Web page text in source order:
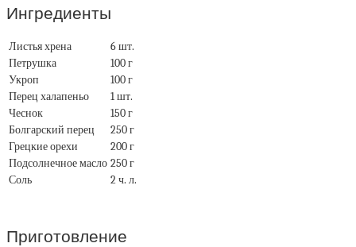
Ингредиенты
Листья хрена
6 шт.
Петрушка
100 г
Укроп
100 г
Перец халапеньо
1 шт.
Чеснок
150 г
Болгарский перец
250 г
Грецкие орехи
200 г
Подсолнечное масло 250 г
Соль
2 ч. л.
Приготовление